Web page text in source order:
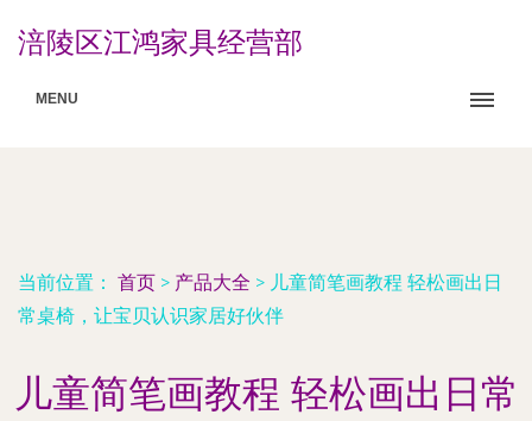
涪陵区江鸿家具经营部
MENU
当前位置： 首页 > 产品大全 > 儿童简笔画教程 轻松画出日
常桌椅，让宝贝认识家居好伙伴
儿童简笔画教程 轻松画出日常